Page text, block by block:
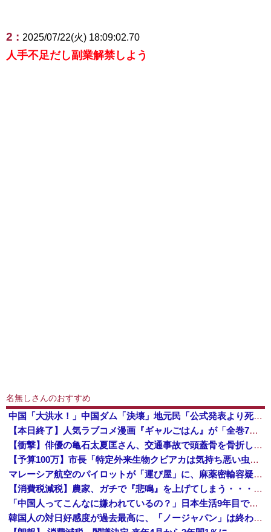
2 : 2025/07/22(火) 18:09:02.70
人手不足だし副業解禁しよう
名無しさんのおすすめ
中国「大洪水！」中国ダム「決壊」地元民「公式発表より死者多い！」中国政府「住民拘束！（安否不明」中国当局「救助隊動画も削除」台風13号「三峡ダム接近中」→
【本日終了】人気ラブコメ漫画『ギャルごはん』が「全巻70％」オフ、『ジャンケットバンク』 『BUNGO―ブンゴ―』の「39％オフクーポン」激安セ...
【衝撃】俳優の亀石太夏匡さん、交通事故で頭蓋骨を骨折した結果・・・
【予算100万】市長「特定外来生物クビアカは気持ち悪い虫だしそんな需要ないと思う」1匹300円相当の報奨金→初日に42万取られ焦り
マレーシア航空のパイロットが「運び屋」に、麻薬密輸容疑で拘束…最高刑は死刑！
【消費税減税】農家、ガチで『悲鳴』を上げてしまう・・・・・
「中国人ってこんなに嫌われているの？」日本生活9年目で明かす本心！
韓国人の対日好感度が過去最高に、「ノージャパン」は終わった？＝ネット「中国より100倍いい」